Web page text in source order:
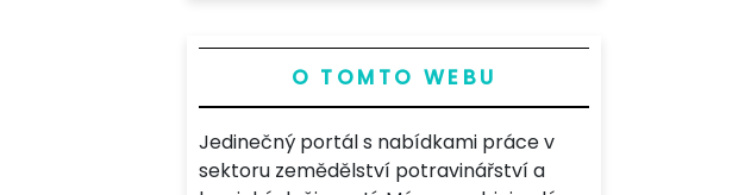
O TOMTO WEBU
Jedinečný portál s nabídkami práce v
sektoru zemědělství potravinářství a